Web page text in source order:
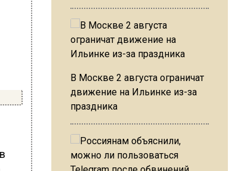
В Москве 2 августа ограничат
движение на Ильинке из-за
праздника